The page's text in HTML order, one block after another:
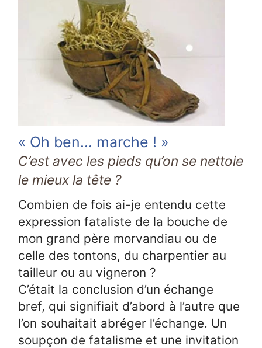
« Oh ben... marche ! »
C’est avec les pieds qu’on se nettoie
le mieux la tête ?
Combien de fois ai-je entendu cette
expression fataliste de la bouche de
mon grand père morvandiau ou de
celle des tontons, du charpentier au
tailleur ou au vigneron ?
C’était la conclusion d’un échange
bref, qui signifiait d’abord à l’autre que
l’on souhaitait abréger l’échange. Un
soupçon de fatalisme et une invitation